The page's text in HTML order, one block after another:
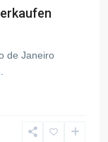
de Janeiro